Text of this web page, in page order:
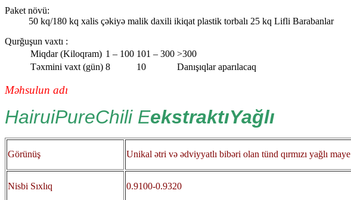
Paket növü:
50 kq/180 kq xalis çəkiyə malik daxili ikiqat plastik torbalı 25 kq Lifli Barabanlar
Qurğuşun vaxtı :
Miqdar (Kiloqram) 1 – 100 101 – 300 >300
Təxmini vaxt (gün) 8 10 Danışıqlar aparılacaq
Məhsulun adı
HairuiPureChili EekstraktıYağlı
Görünüş Unikal ətri və ədviyyatlı bibəri olan tünd qırmızı yağlı maye
Nisbi Sıxlıq 0.9100-0.9320